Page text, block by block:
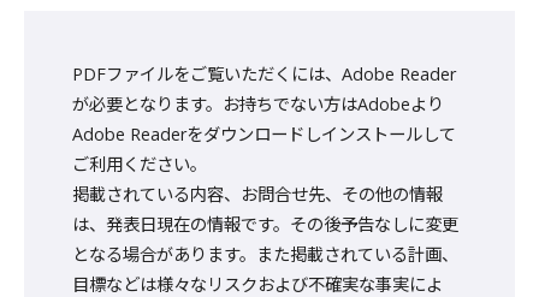
PDFファイルをご覧いただくには、Adobe Reader
が必要となります。お持ちでない方はAdobeより
Adobe Readerをダウンロードしインストールして
ご利用ください。
掲載されている内容、お問合せ先、その他の情報
は、発表日現在の情報です。その後予告なしに変更
となる場合があります。また掲載されている計画、
目標などは様々なリスクおよび不確実な事実によ